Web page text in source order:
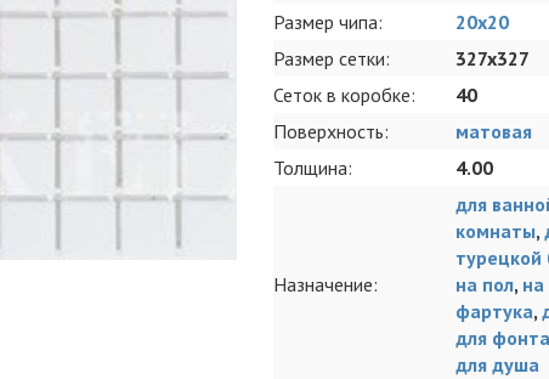
Размер чипа:
20x20
Размер сетки:
327x327
Сеток в коробке:
40
Поверхность:
матовая
Толщина:
4.00
Назначение:
для
комнаты,
турецкой
на пол,
фартука,
для
для душа